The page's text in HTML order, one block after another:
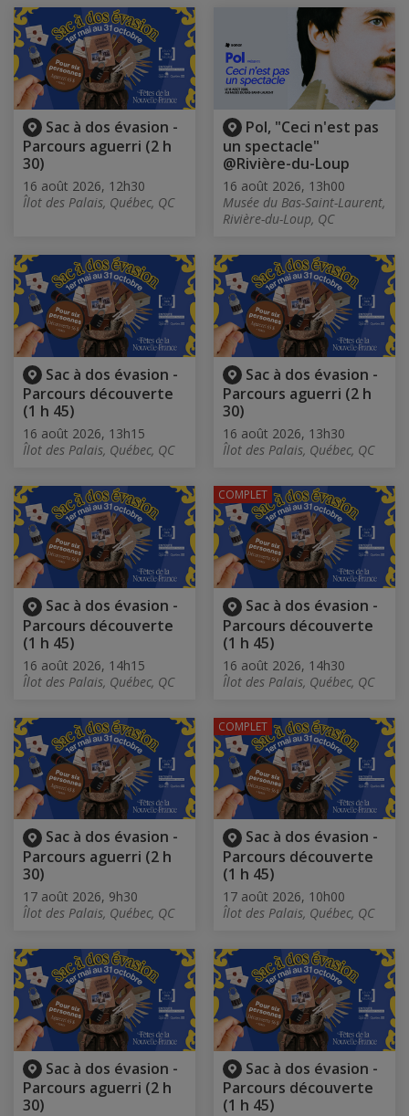
Sac à dos évasion -
Parcours aguerri (2 h
30)
16 août 2026, 12h30
Îlot des Palais, Québec, QC
Pol, "Ceci n'est pas
un spectacle"
@Rivière-du-Loup
16 août 2026, 13h00
Musée du Bas-Saint-Laurent,
Rivière-du-Loup, QC
Sac à dos évasion -
Parcours découverte
(1 h 45)
16 août 2026, 13h15
Îlot des Palais, Québec, QC
Sac à dos évasion -
Parcours aguerri (2 h
30)
16 août 2026, 13h30
Îlot des Palais, Québec, QC
Sac à dos évasion -
Parcours découverte
(1 h 45)
16 août 2026, 14h15
Îlot des Palais, Québec, QC
Sac à dos évasion -
Parcours découverte
(1 h 45)
16 août 2026, 14h30
Îlot des Palais, Québec, QC
COMPLET
Sac à dos évasion -
Parcours aguerri (2 h
30)
17 août 2026, 9h30
Îlot des Palais, Québec, QC
Sac à dos évasion -
Parcours découverte
(1 h 45)
17 août 2026, 10h00
Îlot des Palais, Québec, QC
COMPLET
Sac à dos évasion -
Parcours aguerri (2 h
30)
Sac à dos évasion -
Parcours découverte
(1 h 45)